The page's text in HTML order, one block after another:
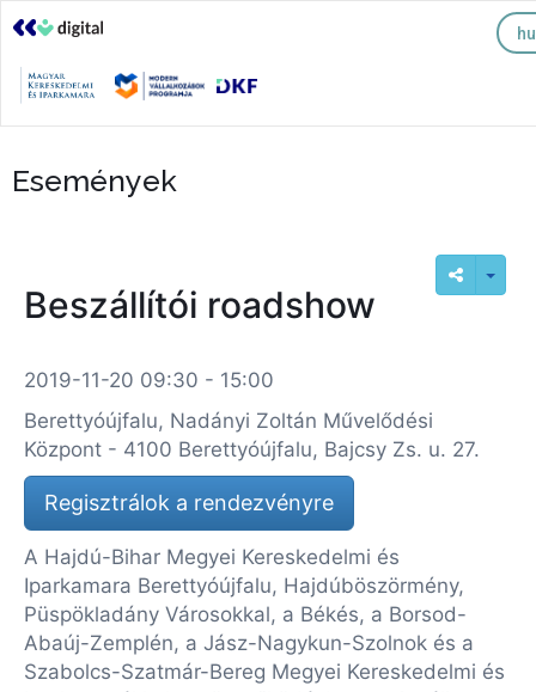
hu
Események
Beszállítói roadshow
2019-11-20 09:30 - 15:00
Berettyóújfalu, Nadányi Zoltán Művelődési
Központ - 4100 Berettyóújfalu, Bajcsy Zs. u. 27.
Regisztrálok a rendezvényre
A Hajdú-Bihar Megyei Kereskedelmi és
Iparkamara Berettyóújfalu, Hajdúböszörmény,
Püspökladány Városokkal, a Békés, a Borsod-
Abaúj-Zemplén, a Jász-Nagykun-Szolnok és a
Szabolcs-Szatmár-Bereg Megyei Kereskedelmi és